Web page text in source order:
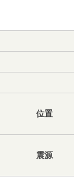
位置
震源